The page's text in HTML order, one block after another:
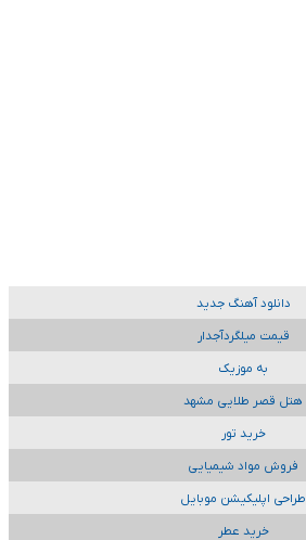
دانلود آهنگ جدید
قیمت میلگردآجدار
به موزیک
هتل قصر طلایی مشهد
خرید تور
فروش مواد شیمیایی
طراحی اپلیکیشن موبایل
خرید عطر